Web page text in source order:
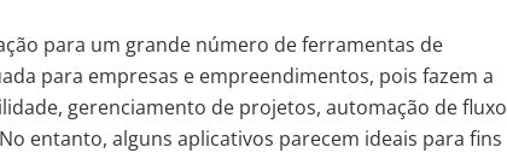
para um grande número de ferramentas de
para empresas e empreendimentos, pois fazem a
gerenciamento de projetos, automação de fluxo
entanto, alguns aplicativos parecem ideais para fins